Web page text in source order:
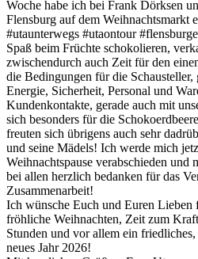
Woche habe ich bei Frank Dörksen
Flensburg auf dem Weihnachtsmarkt
#utaunterwegs #utaontour
Spaß beim Früchte schokolieren,
zwischendurch auch Zeit für den
die Bedingungen für die Schausteller,
Energie, Sicherheit, Personal und
Kundenkontakte, gerade auch mit
sich besonders für die
freuten sich übrigens auch sehr
und seine Mädels! Ich werde mich
Weihnachtspause verabschieden und
bei allen herzlich bedanken für das
Zusammenarbeit!
Ich wünsche Euch und Euren Lieben
fröhliche Weihnachten, Zeit zum
Stunden und vor allem ein
neues Jahr 2026!